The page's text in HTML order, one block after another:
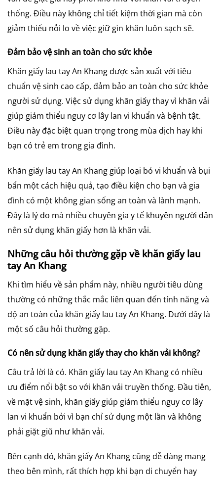
thống. Điều này không chỉ tiết kiệm thời gian mà còn
giảm thiểu nỗi lo về việc giữ gìn khăn luôn sạch sẽ.
Đảm bảo vệ sinh an toàn cho sức khỏe
Khăn giấy lau tay An Khang được sản xuất với tiêu
chuẩn vệ sinh cao cấp, đảm bảo an toàn cho sức khỏe
người sử dụng. Việc sử dụng khăn giấy thay vì khăn vải
giúp giảm thiểu nguy cơ lây lan vi khuẩn và bệnh tật.
Điều này đặc biệt quan trọng trong mùa dịch hay khi
bạn có trẻ em trong gia đình.
Khăn giấy lau tay An Khang giúp loại bỏ vi khuẩn và bụi
bẩn một cách hiệu quả, tạo điều kiện cho bạn và gia
đình có một không gian sống an toàn và lành mạnh.
Đây là lý do mà nhiều chuyên gia y tế khuyên người dân
nên sử dụng khăn giấy hơn là khăn vải.
Những câu hỏi thường gặp về khăn giấy lau
tay An Khang
Khi tìm hiểu về sản phẩm này, nhiều người tiêu dùng
thường có những thắc mắc liên quan đến tính năng và
độ an toàn của khăn giấy lau tay An Khang. Dưới đây là
một số câu hỏi thường gặp.
Có nên sử dụng khăn giấy thay cho khăn vải không?
Câu trả lời là có. Khăn giấy lau tay An Khang có nhiều
ưu điểm nổi bật so với khăn vải truyền thống. Đầu tiên,
về mặt vệ sinh, khăn giấy giúp giảm thiểu nguy cơ lây
lan vi khuẩn bởi vì bạn chỉ sử dụng một lần và không
phải giặt giũ như khăn vải.
Bên cạnh đó, khăn giấy An Khang cũng dễ dàng mang
theo bên mình, rất thích hợp khi bạn di chuyển hay